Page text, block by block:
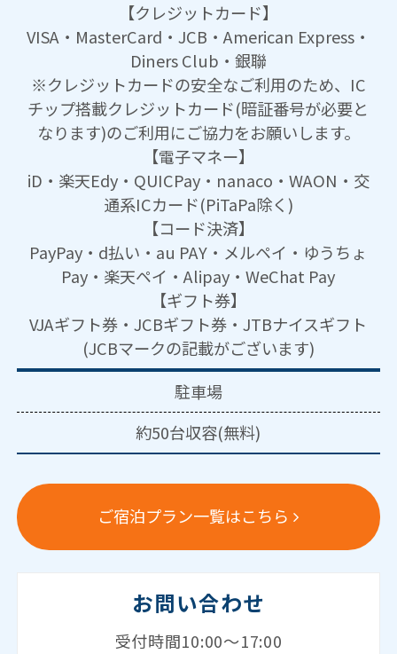
【クレジットカード】
VISA・MasterCard・JCB・American Express・
Diners Club・銀聯
※クレジットカードの安全なご利用のため、IC
チップ搭載クレジットカード(暗証番号が必要と
なります)のご利用にご協力をお願いします。
【電子マネー】
iD・楽天Edy・QUICPay・nanaco・WAON・交
通系ICカード(PiTaPa除く)
【コード決済】
PayPay・d払い・au PAY・メルペイ・ゆうちょ
Pay・楽天ペイ・Alipay・WeChat Pay
【ギフト券】
VJAギフト券・JCBギフト券・JTBナイスギフト
(JCBマークの記載がございます)
駐車場
約50台収容(無料)
ご宿泊プラン一覧はこちら
お問い合わせ
受付時間10:00～17:00